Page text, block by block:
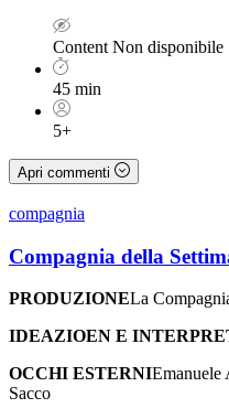
Content Non disponibile
45 min
5+
Apri commenti
compagnia
Compagnia della
PRODUZIONELa
IDEAZIOEN E
OCCHI ESTERNIEmanuele
Sacco